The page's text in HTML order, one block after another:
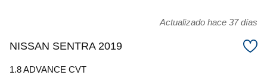
Actualizado hace 37 días
NISSAN SENTRA 2019
1.8 ADVANCE CVT